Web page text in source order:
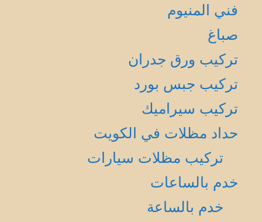
فني المنيوم
صباغ
تركيب ورق جدران
تركيب جبس بورد
تركيب سيراميك
حداد مظلات في الكويت
تركيب مظلات سيارات
خدم بالساعات
خدم بالساعة